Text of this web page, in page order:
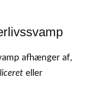
afhænger af,
eller